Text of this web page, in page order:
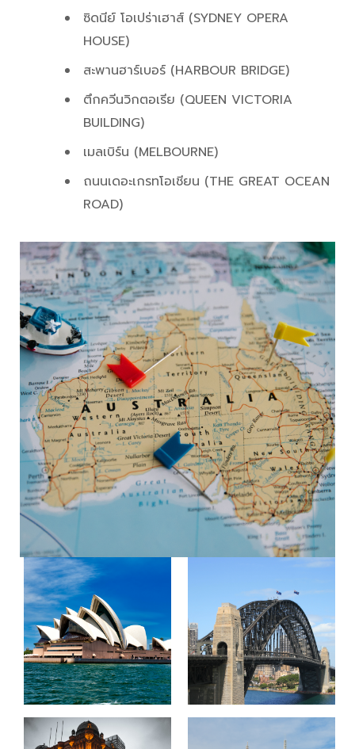
ซิดนีย์ โอเปร่าเฮาส์ (SYDNEY OPERA
HOUSE)
สะพานฮาร์เบอร์ (HARBOUR BRIDGE)
ตึกควีนวิกตอเรีย (QUEEN VICTORIA
BUILDING)
เมลเบิร์น (MELBOURNE)
ถนนเดอะเกรทโอเชียน (THE GREAT OCEAN
ROAD)